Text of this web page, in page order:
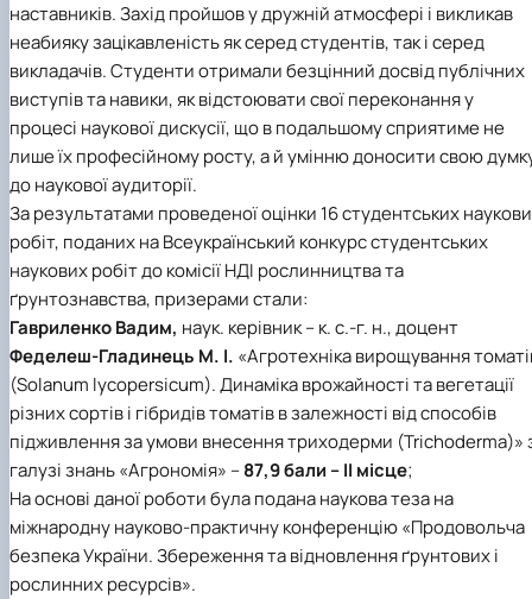
наставників. Захід пройшов у дружній атмосфері і викликав
неабияку зацікавленість як серед студентів, так і серед
викладачів. Студенти отримали безцінний досвід публічних
виступів та навики, як відстоювати свої переконання у
процесі наукової дискусії, що в подальшому сприятиме не
лише їх професійному росту, а й умінню доносити свою
до наукової аудиторії.
За результатами проведеної оцінки 16 студентських
робіт, поданих на Всеукраїнський конкурс студентських
наукових робіт до комісії НДІ рослинництва та
ґрунтознавства, призерами стали:
Гавриленко Вадим, наук. керівник – к. с.-г. н., доцент
Феделеш-Гладинець М. І. «Агротехніка вирощування
(Solanum lycopersicum). Динаміка врожайності та вегетації
різних сортів і гібридів томатів в залежності від способів
підживлення за умови внесення триходерми (Trichoderma)»
галузі знань «Агрономія» –87,9 бали – ІІ місце;
На основі даної роботи була подана наукова теза на
міжнародну науково-практичну конференцію «Продовольча
безпека України. Збереження та відновлення ґрунтових і
рослинних ресурсів».